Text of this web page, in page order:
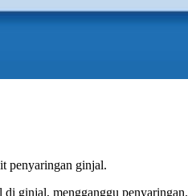
penyaringan ginjal.
ginjal, mengganggu penyaringan.